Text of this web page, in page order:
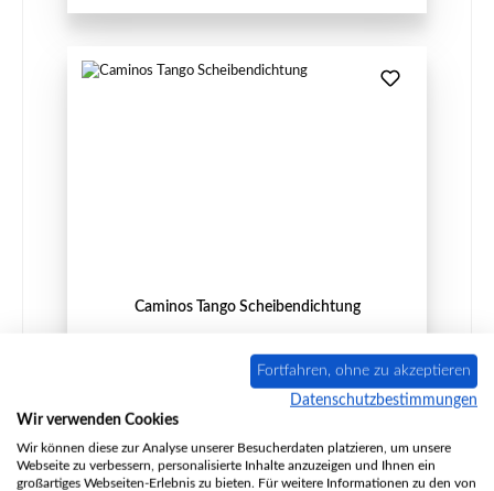
Caminos Tango Scheibendichtung
01030965
Hersteller: Caminos
Inhalt:2 Meter(19,66 € / 1 Meter)
Fortfahren, ohne zu akzeptieren
Datenschutzbestimmungen
Wir verwenden Cookies
Wir können diese zur Analyse unserer Besucherdaten platzieren, um unsere
Webseite zu verbessern, personalisierte Inhalte anzuzeigen und Ihnen ein
großartiges Webseiten-Erlebnis zu bieten. Für weitere Informationen zu den von